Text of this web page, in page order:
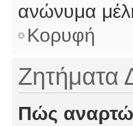
ανώνυμα
Κορυφή
Ζητήματα
Πώς